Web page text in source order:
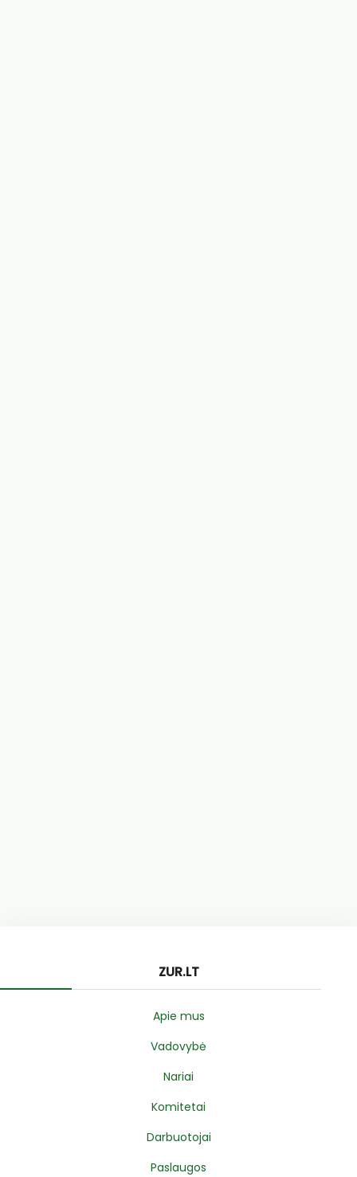
ZUR.LT
Apie mus
Vadovybė
Nariai
Komitetai
Darbuotojai
Paslaugos